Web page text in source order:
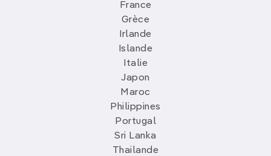
France
Grèce
Irlande
Islande
Italie
Japon
Maroc
Philippines
Portugal
Sri Lanka
Thailande